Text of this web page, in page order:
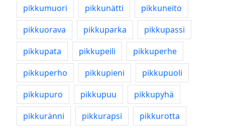
pikkumuori
pikkunätti
pikkuneito
pikkuorava
pikkuparka
pikkupassi
pikkupata
pikkupeili
pikkuperhe
pikkuperho
pikkupieni
pikkupuoli
pikkupuro
pikkupuu
pikkupyhä
pikkuränni
pikkurapsi
pikkurotta